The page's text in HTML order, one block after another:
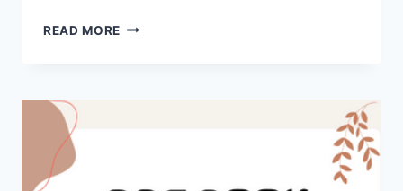
READ MORE SATKAHON